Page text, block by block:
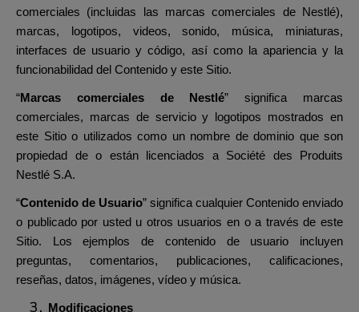
comerciales (incluidas las marcas comerciales de Nestlé),
marcas, logotipos, videos, sonido, música, miniaturas,
interfaces de usuario y código, así como la apariencia y la
funcionabilidad del Contenido y este Sitio.
“Marcas comerciales de Nestlé” significa marcas
comerciales, marcas de servicio y logotipos mostrados en
este Sitio o utilizados como un nombre de dominio que son
propiedad de o están licenciados a Société des Produits
Nestlé S.A.
“Contenido de Usuario” significa cualquier Contenido enviado
o publicado por usted u otros usuarios en o a través de este
Sitio. Los ejemplos de contenido de usuario incluyen
preguntas, comentarios, publicaciones, calificaciones,
reseñas, datos, imágenes, vídeo y música.
Modificaciones